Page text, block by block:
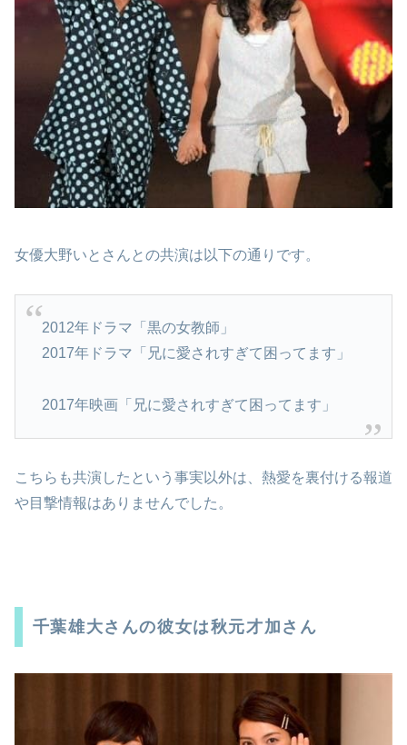
女優大野いとさんとの共演は以下の通りです。
2012年ドラマ「黒の女教師」
2017年ドラマ「兄に愛されすぎて困ってます」
2017年映画「兄に愛されすぎて困ってます」
こちらも共演したという事実以外は、熱愛を裏付ける報道
や目撃情報はありませんでした。
千葉雄大さんの彼女は秋元才加さん